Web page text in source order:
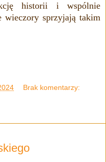
historii i wspólnie
wieczory sprzyjają takim
Brak komentarzy: